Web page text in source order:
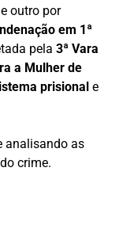
e outro por
em 1ª
pela 3ª Vara
a Mulher de
prisional e
analisando as
do crime.